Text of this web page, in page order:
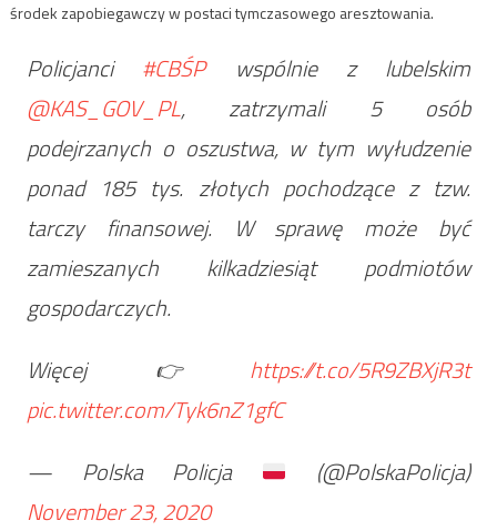
środek zapobiegawczy w postaci tymczasowego aresztowania.
Policjanci #CBŚPwspólnie z lubelskim
@KAS_GOV_PL, zatrzymali 5 osób
podejrzanych o oszustwa, w tym wyłudzenie
ponad 185 tys. złotych pochodzące z tzw.
tarczy finansowej. W sprawę może być
zamieszanych kilkadziesiąt podmiotów
gospodarczych.
Więcej👉 https://t.co/5R9ZBXjR3t
pic.twitter.com/Tyk6nZ1gfC
— Polska Policja
(@PolskaPolicja)
November 23, 2020